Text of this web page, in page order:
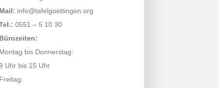
Mail: info@tafelgoettingen.org
0551 – 5 10 30
Bürozeiten:
Montag bis Donnerstag:
Uhr bis 15 Uhr
Freitag: